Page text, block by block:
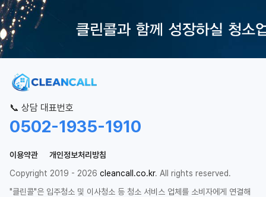
📞 상담 대표번호
0502-1935-1910
이용약관
개인정보처리방침
Copyright 2019 - 2026 cleancall.co.kr. All rights reserved.
"클린콜"은 입주청소 및 이사청소 등 청소 서비스 업체를 소비자에게 연결해